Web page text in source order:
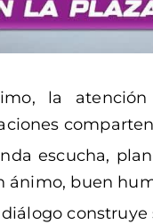
la
escucha,
ánimo, buen